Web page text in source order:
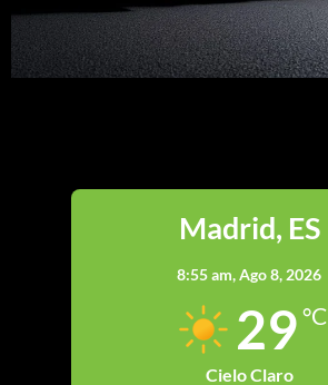
Madrid, ES
8:55 am,Ago 8, 2026
29 °C
Cielo Claro